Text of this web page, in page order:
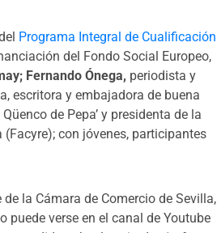
Programa Integral de Cualificación
del Fondo Social Europeo,
Fernando Ónega, periodista y
escritora y embajadora de buena
de Pepa’ y presidenta de la
con jóvenes, participantes
de la Cámara de Comercio de Sevilla,
verse en el canal de Youtube